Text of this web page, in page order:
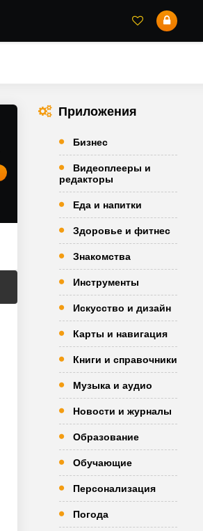
Приложения
Бизнес
Видеоплееры и
редакторы
Еда и напитки
Здоровье и фитнес
Знакомства
Инструменты
Искусство и дизайн
Карты и навигация
Книги и справочники
Музыка и аудио
Новости и журналы
Образование
Обучающие
Персонализация
Погода